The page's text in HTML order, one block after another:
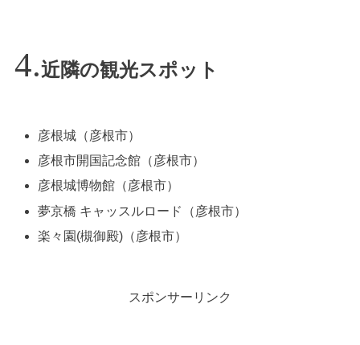
近隣の観光スポット
彦根城（彦根市）
彦根市開国記念館（彦根市）
彦根城博物館（彦根市）
夢京橋 キャッスルロード（彦根市）
楽々園(槻御殿)（彦根市）
スポンサーリンク